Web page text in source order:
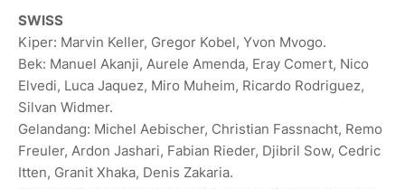
SWISS
Kiper: Marvin Keller, ⁠Gregor Kobel, Yvon Mvogo.
Bek: Manuel ⁠Akanji, Aurele Amenda, Eray Comert, Nico
Elvedi, Luca Jaquez, Miro Muheim, Ricardo Rodriguez,
Silvan Widmer.
Gelandang: Michel ‌Aebischer, Christian Fassnacht, Remo
Freuler, Ardon Jashari, Fabian Rieder, Djibril Sow, Cedric
Itten, Granit ‌Xhaka, Denis Zakaria.